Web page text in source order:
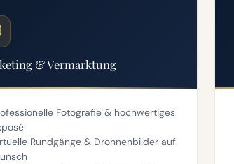
& Vermarktung
Fotografie & hochwertiges
Rundgänge & Drohnenbilder auf